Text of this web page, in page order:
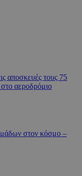
αποσκευές τους 75
αεροδρόμιο
ομάδων στον κόσμο –